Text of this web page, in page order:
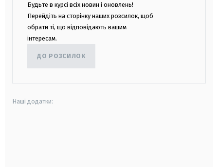
Будьте в курсі всіх новин і оновлень!
Перейдіть на сторінку наших розсилок, щоб
обрати ті, що відповідають вашим
інтересам.
ДО РОЗСИЛОК
Наші додатки: